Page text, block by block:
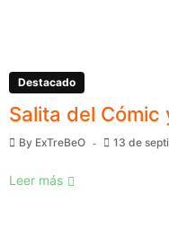
Destacado
Salita del Cómic
By ExTreBeO 13 de
Leer más